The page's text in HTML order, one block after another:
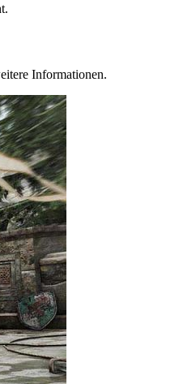
Informationen.